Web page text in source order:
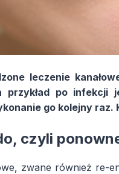
leczenie
przykład po infekcji
go kolejny
czyli
zwane również re-